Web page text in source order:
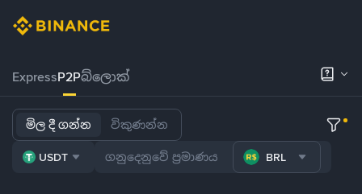
ExpressP2Pබ්ලොක්
මිල දී ගන්න විකුණන්න
USDT BRL